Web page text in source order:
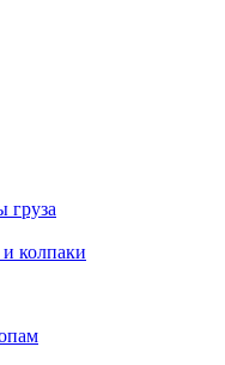
груза
колпаки